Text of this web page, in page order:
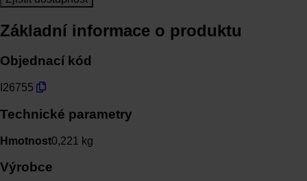
Základní informace o produktu
Objednací kód
I26755
Technické parametry
Hmotnost0,221 kg
Výrobce